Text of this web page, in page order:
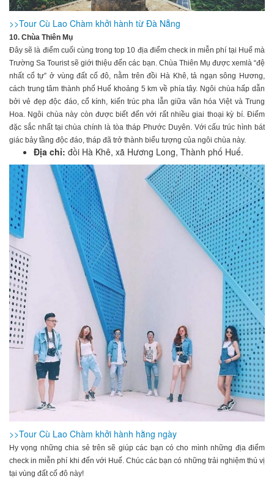
>>Tour Cù Lao Chàm khởi hành từ Đà Nẵng
10. Chùa Thiên Mụ
Đây sẽ là điểm cuối cùng trong top 10 địa điểm check in miễn phí tại Huế mà
Trường Sa Tourist sẽ giới thiệu đến các bạn. Chùa Thiên Mụ được xemlà “đệ
nhất cổ tự” ở vùng đất cố đô, nằm trên đồi Hà Khê, tả ngạn sông Hương,
cách trung tâm thành phố Huế khoảng 5 km về phía tây. Ngôi chùa hấp dẫn
bởi vẻ đẹp độc đáo, cổ kính, kiến trúc pha lẫn giữa văn hóa Việt và Trung
Hoa. Ngôi chùa này còn được biết đến với rất nhiều giai thoại kỳ bí. Điểm
đặc sắc nhất tại chùa chính là tòa tháp Phước Duyên. Với cấu trúc hình bát
giác bảy tầng độc đáo, tháp đã trở thành biểu tượng của ngôi chùa này.
Địa chỉ: đồi Hà Khê, xã Hương Long, Thành phố Huế.
>>Tour Cù Lao Chàm khởi hành hằng ngày
Hy vọng những chia sẻ trên sẽ giúp các bạn có cho mình những địa điểm
check in miễn phí khi đến với Huế. Chúc các bạn có những trải nghiệm thú vị
tại vùng đất cố đô này!